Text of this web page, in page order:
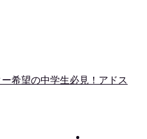
希望の中学生必見！アドス